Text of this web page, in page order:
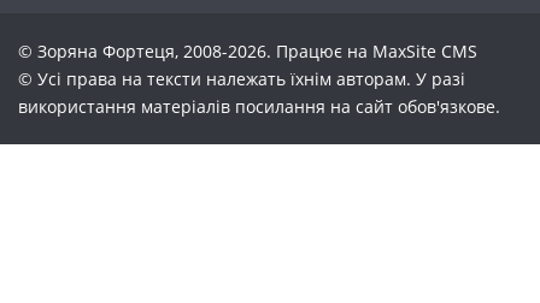
© Зоряна Фортеця, 2008-2026. Працює на MaxSite CMS
© Усі права на тексти належать їхнім авторам. У разі
використання матеріалів посилання на сайт обов'язкове.